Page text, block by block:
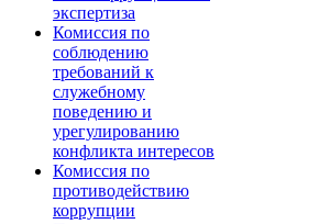
экспертиза
Комиссия по
соблюдению
требований к
служебному
поведению и
урегулированию
конфликта интересов
Комиссия по
противодействию
коррупции